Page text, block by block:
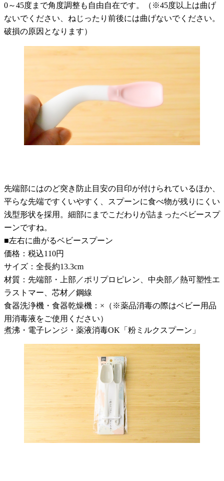
0～45度まで角度調整も自由自在です。（※45度以上は曲げ
ないでください、ねじったり前後には曲げないでください。
破損の原因となります）
先端部にはのど突き防止目安の目印が付けられているほか、
平らな先端ですくいやすく、スプーンに食べ物が残りにくい
浅型形状を採用。細部にまでこだわりが詰まったベビースプ
ーンですね。
■左右に曲がるベビースプーン
価格：税込110円
サイズ：全長約13.3cm
材質：先端部・上部／ポリプロピレン、中央部／熱可塑性エ
ラストマー、芯材／鋼線
食器洗浄機・食器乾燥機：×（※薬品消毒の際はベビー用品
用消毒液をご使用ください）
煮沸・電子レンジ・薬液消毒OK「粉ミルクスプーン」